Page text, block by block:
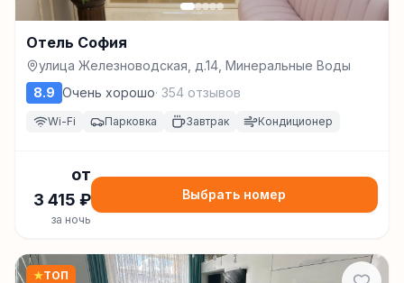
Отель София
улица Железноводская, д.14, Минеральные Воды
8.9 Очень хорошо· 354 отзывов
Wi-Fi Парковка Завтрак Кондиционер
от
3 415 ₽
за ночь
Выбрать номер
★ТОП